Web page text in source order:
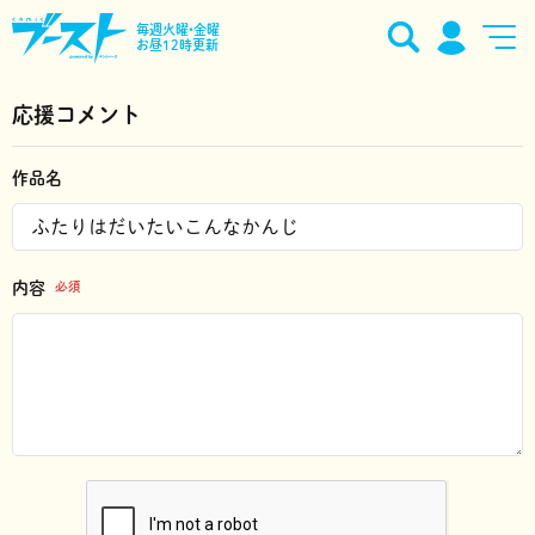
毎週火曜•金曜
お昼12時更新
応援コメント
作品名
内容